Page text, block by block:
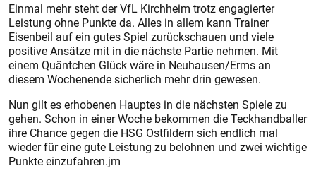
Einmal mehr steht der VfL Kirchheim trotz engagierter
Leistung ohne Punkte da. Alles in allem kann Trainer
Eisenbeil auf ein gutes Spiel zurückschauen und viele
positive Ansätze mit in die nächste Partie nehmen. Mit
einem Quäntchen Glück wäre in Neuhausen/Erms an
diesem Wochenende sicherlich mehr drin gewesen.
Nun gilt es erhobenen Hauptes in die nächsten Spiele zu
gehen. Schon in einer Woche bekommen die Teckhandballer
ihre Chance gegen die HSG Ostfildern sich endlich mal
wieder für eine gute Leistung zu belohnen und zwei wichtige
Punkte einzufahren.jm